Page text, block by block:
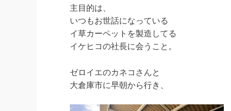
主目的は、
いつもお世話になっている
イ草カーペットを製造してる
イケヒコの社長に会うこと。
ゼロイエのカネコさんと
大倉庫市に早朝から行き、